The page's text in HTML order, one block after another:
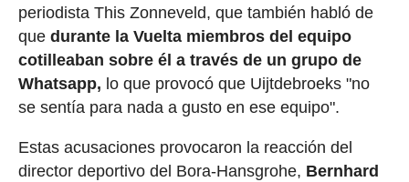
periodista This Zonneveld, que también habló de
que durante la Vuelta miembros del equipo
cotilleaban sobre él a través de un grupo de
Whatsapp, lo que provocó que Uijtdebroeks "no
se sentía para nada a gusto en ese equipo".
Estas acusaciones provocaron la reacción del
director deportivo del Bora-Hansgrohe, Bernhard